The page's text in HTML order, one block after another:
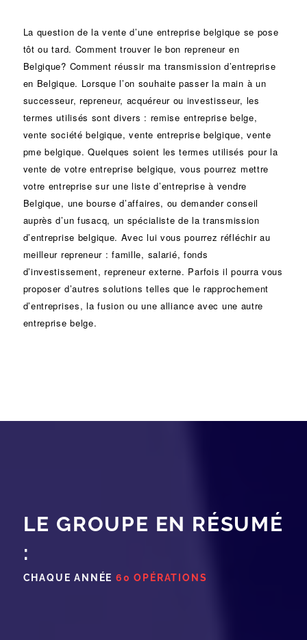
La question de la vente d’une entreprise belgique se pose
tôt ou tard. Comment trouver le bon repreneur en
Belgique? Comment réussir ma transmission d’entreprise
en Belgique. Lorsque l’on souhaite passer la main à un
successeur, repreneur, acquéreur ou investisseur, les
termes utilisés sont divers : remise entreprise belge,
vente société belgique, vente entreprise belgique, vente
pme belgique. Quelques soient les termes utilisés pour la
vente de votre entreprise belgique, vous pourrez mettre
votre entreprise sur une liste d’entreprise à vendre
Belgique, unebourse d’affaires, ou demander conseil
auprès d’un fusacq, un spécialiste de latransmission
d’entreprise belgique. Avec lui vous pourrez réfléchir au
meilleur repreneur :famille, salarié, fonds
d’investissement, repreneur externe. Parfois il pourra vous
proposer d’autres solutions telles que le rapprochement
d’entreprises, lafusion ou unealliance avec une autre
entreprise belge.
LE GROUPE EN RÉSUMÉ
:
CHAQUE ANNÉE 60 OPÉRATIONS